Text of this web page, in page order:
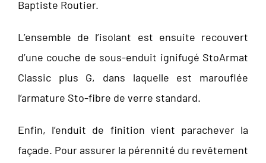
Baptiste Routier.
L’ensemble de l’isolant est ensuite recouvert
d’une couche de sous-enduit ignifugé StoArmat
Classic plus G, dans laquelle est marouflée
l’armature Sto-fibre de verre standard.
Enfin, l’enduit de finition vient parachever la
façade. Pour assurer la pérennité du revêtement